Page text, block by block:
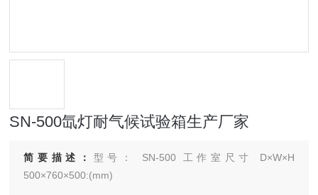
SN-500氙灯耐气候试验箱生产厂家
简要描述： 型号： SN-500 工作室尺寸 D×W×H
500×760×500:(mm)